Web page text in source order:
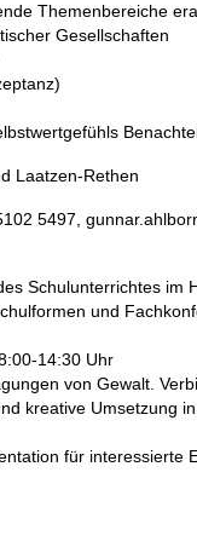
Themenbereiche
Gesellschaften
Laatzen-Rethen
5497,
Schulunterrichtes
und
14:30 Uhr
von Gewalt.
kreative Umsetzung
für